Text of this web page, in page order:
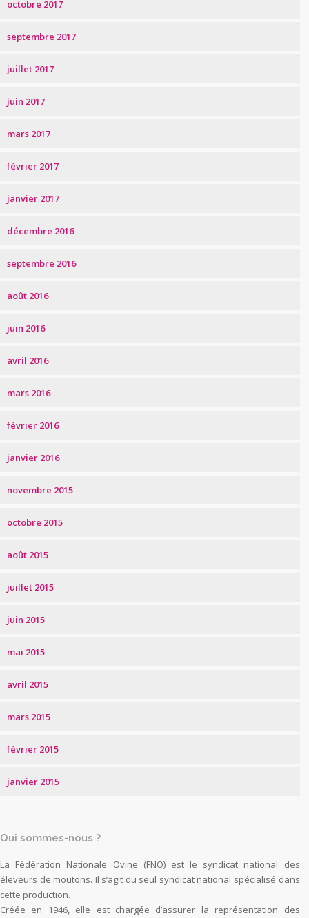
octobre 2017
septembre 2017
juillet 2017
juin 2017
mars 2017
février 2017
janvier 2017
décembre 2016
septembre 2016
août 2016
juin 2016
avril 2016
mars 2016
février 2016
janvier 2016
novembre 2015
octobre 2015
août 2015
juillet 2015
juin 2015
mai 2015
avril 2015
mars 2015
février 2015
janvier 2015
Qui sommes-nous ?
La Fédération Nationale Ovine (FNO) est le syndicat national des
éleveurs de moutons. Il s’agit du seul syndicat national spécialisé dans
cette production.
Créée en 1946, elle est chargée d’assurer la représentation des